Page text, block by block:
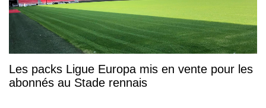
Les packs Ligue Europa mis en vente pour les
abonnés au Stade rennais